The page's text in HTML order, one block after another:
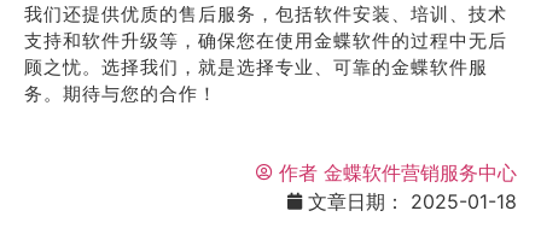
我们还提供优质的售后服务，包括软件安装、培训、技术
支持和软件升级等，确保您在使用金蝶软件的过程中无后
顾之忧。选择我们，就是选择专业、可靠的金蝶软件服
务。期待与您的合作！
作者 金蝶软件营销服务中心
文章日期：
2025-01-18